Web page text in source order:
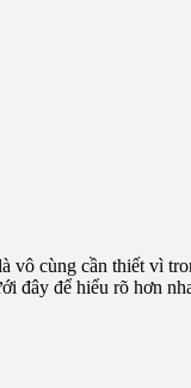
vô cùng cần thiết vì
đây để hiểu rõ hơn